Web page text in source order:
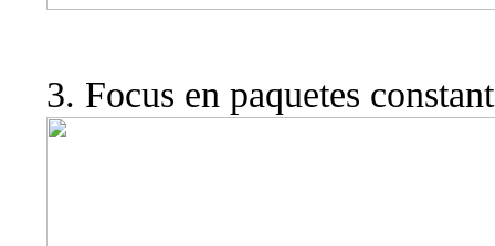
3. Focus en paquetes